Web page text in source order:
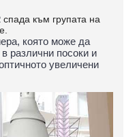
спада към групата на
която може да
различни посоки и
увеличени